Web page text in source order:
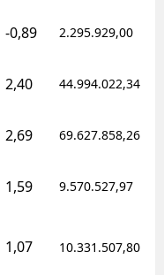
-0,89 2.295.929,00
2,40 44.994.022,34
2,69 69.627.858,26
1,59 9.570.527,97
1,07 10.331.507,80